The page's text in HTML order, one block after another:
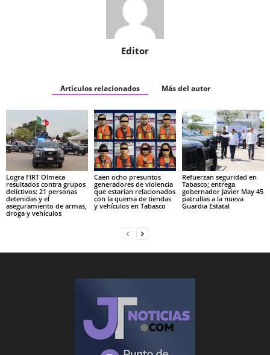
Editor
Artículos relacionados Más del autor
Logra FIRT Olmeca
resultados contra grupos
delictivos: 21 personas
detenidas y el
aseguramiento de armas,
droga y vehículos
Caen ocho presuntos
generadores de violencia
que estarían relacionados
con la quema de tiendas
y vehículos en Tabasco
Refuerzan seguridad en
Tabasco; entrega
gobernador Javier May 45
patrullas a la nueva
Guardia Estatal